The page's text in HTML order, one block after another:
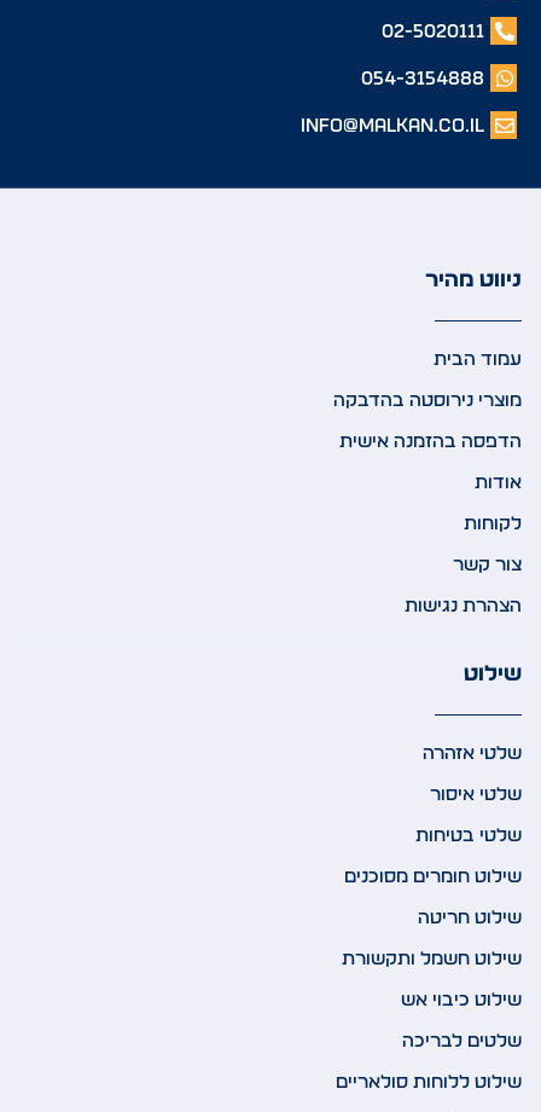
02-5020111
054-3154888
info@malkan.co.il
ניווט מהיר
עמוד הבית
מוצרי נירוסטה בהדבקה
הדפסה בהזמנה אישית
אודות
לקוחות
צור קשר
הצהרת נגישות
שילוט
שלטי אזהרה
שלטי איסור
שלטי בטיחות
שילוט חומרים מסוכנים
שילוט חריטה
שילוט חשמל ותקשורת
שילוט כיבוי אש
שלטים לבריכה
שילוט ללוחות סולאריים